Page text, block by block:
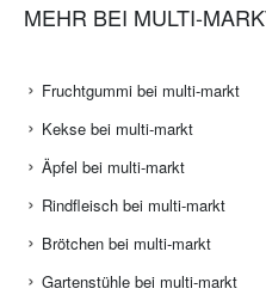
MEHR BEI MULTI-
Fruchtgummi bei multi-markt
Kekse bei multi-markt
Äpfel bei multi-markt
Rindfleisch bei multi-markt
Brötchen bei multi-markt
Gartenstühle bei multi-markt